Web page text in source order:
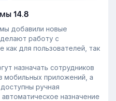
14.8
добавили новые
работу с
для пользователей, так
назначать сотрудников
мобильных приложений, а
ручная
назначение